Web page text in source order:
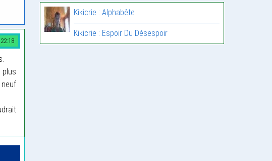
neuf
Kikicrie : Alphabête
Kikicrie : Espoir Du Désespoir